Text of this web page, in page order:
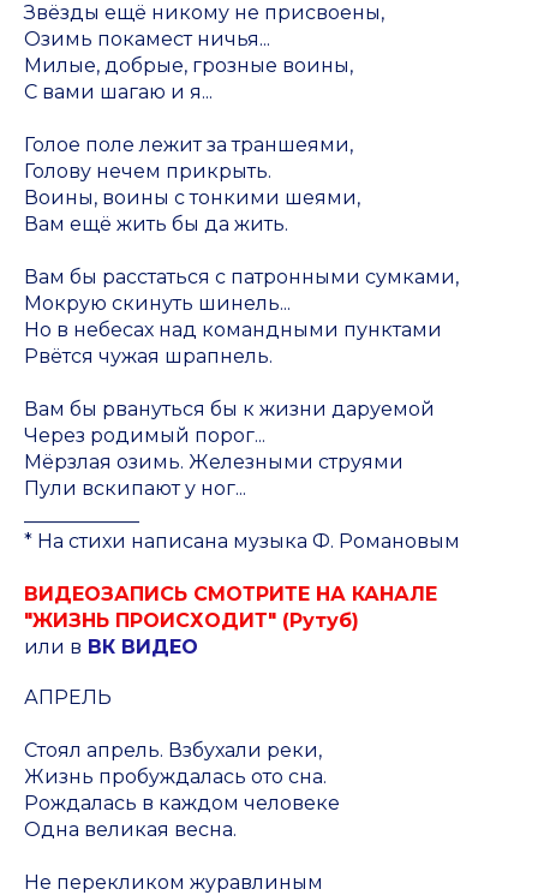
Звёзды ещё никому не присвоены,
Озимь покамест ничья...
Милые, добрые, грозные воины,
С вами шагаю и я...
Голое поле лежит за траншеями,
Голову нечем прикрыть.
Воины, воины с тонкими шеями,
Вам ещё жить бы да жить.
Вам бы расстаться с патронными сумками,
Мокрую скинуть шинель...
Но в небесах над командными пунктами
Рвётся чужая шрапнель.
Вам бы рвануться бы к жизни даруемой
Через родимый порог...
Мёрзлая озимь. Железными струями
Пули вскипают у ног...
* На стихи написана музыка Ф. Романовым
ВИДЕОЗАПИСЬ СМОТРИТЕ НА КАНАЛЕ
"ЖИЗНЬ ПРОИСХОДИТ" (Рутуб)
или в ВК ВИДЕО
АПРЕЛЬ
Стоял апрель. Взбухали реки,
Жизнь пробуждалась ото сна.
Рождалась в каждом человеке
Одна великая весна.
Не перекликом журавлиным